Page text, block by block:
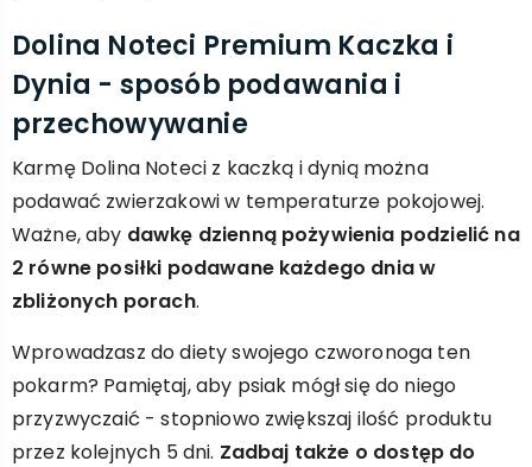
Dolina Noteci Premium Kaczka i
Dynia - sposób podawania i
przechowywanie
Karmę Dolina Noteci z kaczką i dynią można
podawać zwierzakowi w temperaturze pokojowej.
Ważne, aby dawkę dzienną pożywienia podzielić na
2 równe posiłki podawane każdego dnia w
zbliżonych porach.
Wprowadzasz do diety swojego czworonoga ten
pokarm? Pamiętaj, aby psiak mógł się do niego
przyzwyczaić - stopniowo zwiększaj ilość produktu
przez kolejnych 5 dni. Zadbaj także o dostęp do